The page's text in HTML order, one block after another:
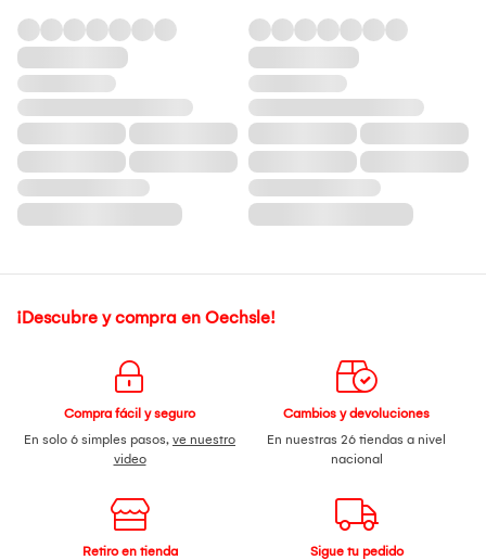
¡Descubre y compra en Oechsle!
Compra fácil y seguro
En solo 6 simples pasos, ve nuestro
video
Cambios y devoluciones
En nuestras 26 tiendas a nivel
nacional
Retiro en tienda
Sigue tu pedido